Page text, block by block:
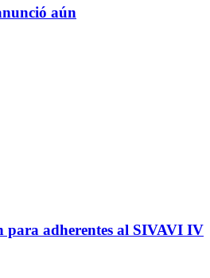
aún
para adherentes al SIVAVI IV